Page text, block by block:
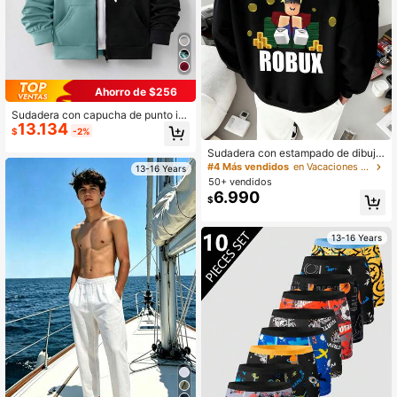
Ahorro de $256
Sudadera con capucha de punto inf
ormal con bloques de color para ad
olescentes varones
$13.134 -2%
13-16 Years
Sudadera con estampado de dibujo
s animados de juego americano call
ejero, adecuada para uso en otoño/i
nvierno, para adolescentes varones
#4 Más vendidos
en Vacaciones Sudaderas para chicos adolescentes
50+ vendidos
$6.990
13-16 Years